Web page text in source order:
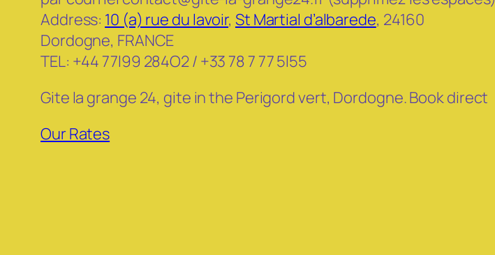
Address: 10 (a) rue du lavoir, St Martial d’albarede, 24160
Dordogne, FRANCE
TEL: +44 77l99 284O2 / +33 78 7 77 5l55
Gite la grange 24, gite in the Perigord vert, Dordogne. Book direct
Our Rates